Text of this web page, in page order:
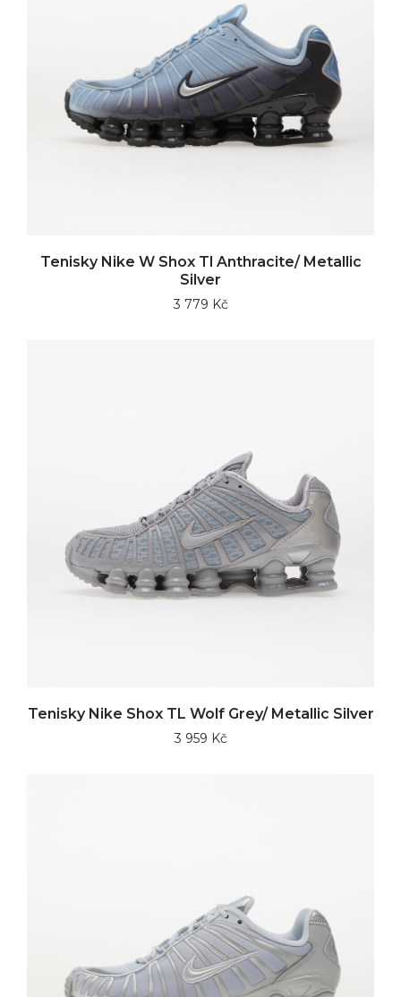
Tenisky Nike W Shox Tl Anthracite/ Metallic
Silver
3 779 Kč
Tenisky Nike Shox TL Wolf Grey/ Metallic Silver
3 959 Kč